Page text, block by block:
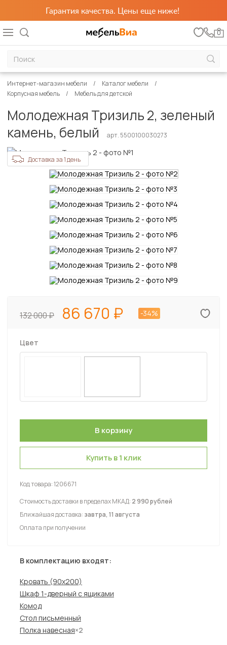
Гарантия качества. Цены еще ниже!
0
Интернет-магазин мебели
Каталог мебели
Корпусная мебель
Мебель для детской
Молодежная Тризиль 2, зеленый
камень, белый
арт. 5500100030273
Доставка за 1 день
132 000 86 670 -34%
Цвет
Купить в 1 клик
Код товара:1206671
Стоимость доставки в пределах МКАД: 2 990 рублей
Ближайшая доставка: завтра, 11 августа
Оплата при получении
В комплектацию входят:
Кровать (90х200)
Шкаф 1-дверный с ящиками
Комод
Стол письменный
Полка навесная×2